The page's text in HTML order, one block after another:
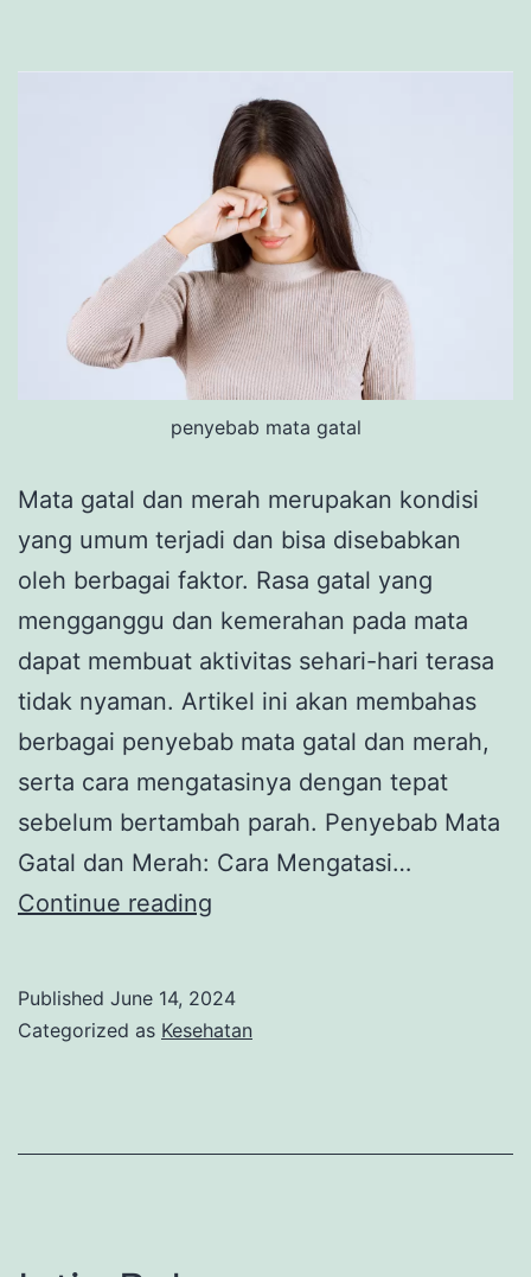
penyebab mata gatal
Mata gatal dan merah merupakan kondisi
yang umum terjadi dan bisa disebabkan
oleh berbagai faktor. Rasa gatal yang
mengganggu dan kemerahan pada mata
dapat membuat aktivitas sehari-hari terasa
tidak nyaman. Artikel ini akan membahas
berbagai penyebab mata gatal dan merah,
serta cara mengatasinya dengan tepat
sebelum bertambah parah. Penyebab Mata
Gatal dan Merah: Cara Mengatasi…
Continue reading
dan
Published June 14, 2024
Categorized as Kesehatan